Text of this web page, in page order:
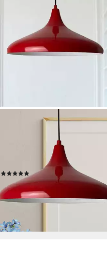
Pendelleuchte Bamyum
Pendelleuchte Durchmesser 35 cm
E27 Metall Moderne Lampe, ohne
(16)
49,20 €
lieferbar - in 4-5 Werktagen bei dir
+11